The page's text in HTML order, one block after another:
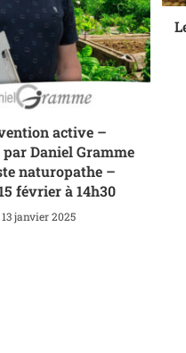
active –
Daniel Gramme
naturopathe –
février à 14h30
13 janvier 2025